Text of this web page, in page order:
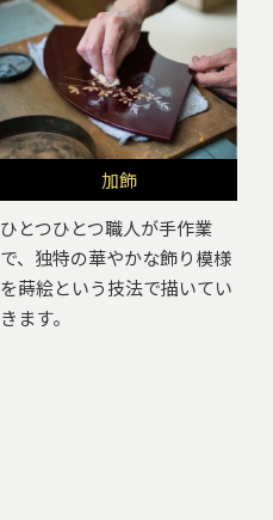
加飾
ひとつひとつ職人が手作業
で、独特の華やかな飾り模様
を蒔絵という技法で描いてい
きます。